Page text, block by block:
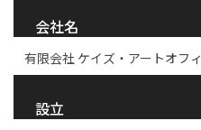
会社名
有限会社 ケイズ・アートオフ
設立